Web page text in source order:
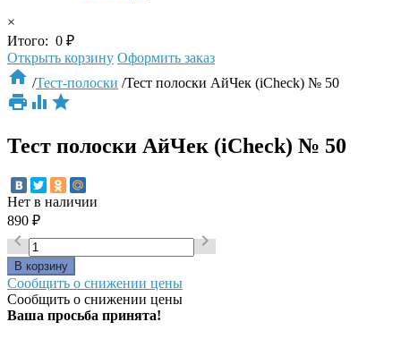
×
Итого: 0 ₽
Открыть корзину Оформить заказ
 /Тест-полоски /Тест полоски АйЧек (iCheck) № 50
  
Тест полоски АйЧек (iCheck) № 50
Нет в наличии
890 ₽
 
Сообщить о снижении цены
Сообщить о снижении цены
Ваша просьба принята!